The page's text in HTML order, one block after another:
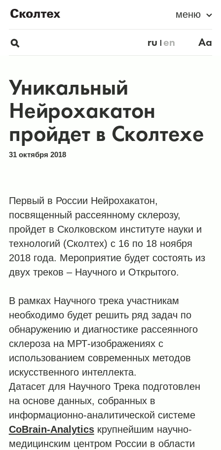
меню
ru en Aa
Уникальный
Нейрохакатон
пройдет в Сколтехе
31 октября 2018
Первый в России Нейрохакатон,
посвященный рассеянному склерозу,
пройдет в Сколковском институте науки и
технологий (Сколтех) с 16 по 18 ноября
2018 года. Мероприятие будет состоять из
двух треков – Научного и Открытого.
В рамках Научного трека участникам
необходимо будет решить ряд задач по
обнаружению и диагностике рассеянного
склероза на МРТ-изображениях с
использованием современных методов
искусственного интеллекта.
Датасет для Научного Трека подготовлен
на основе данных, собранных в
информационно-аналитической системе
CoBrain-Analyticsкрупнейшим научно-
медицинским центром России в области